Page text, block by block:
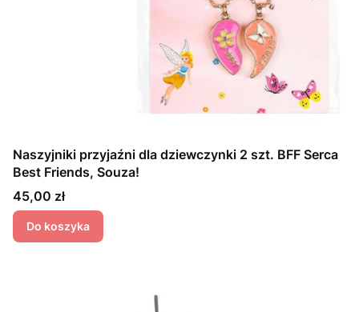
Naszyjniki przyjaźni dla dziewczynki 2 szt. BFF Serca
Best Friends, Souza!
Cena
45,00 zł
Do koszyka